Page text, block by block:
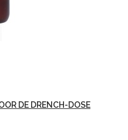
DE DRENCH-DOSE